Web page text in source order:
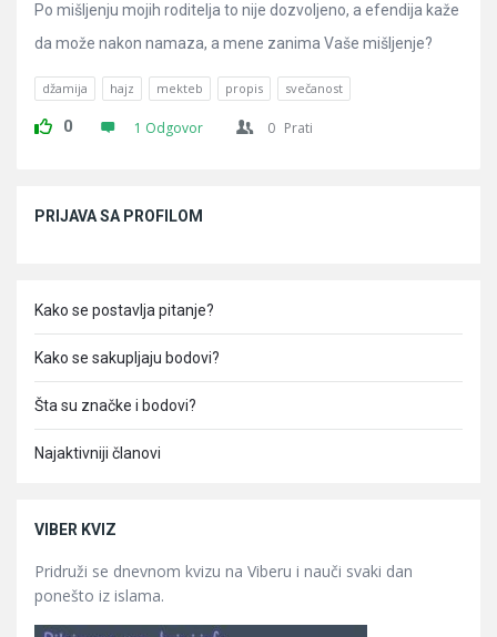
Po mišljenju mojih roditelja to nije dozvoljeno, a efendija kaže
da može nakon namaza, a mene zanima Vaše mišljenje?
džamija hajz mekteb propis svečanost
0 1 Odgovor 0 Prati
PRIJAVA SA PROFILOM
Kako se postavlja pitanje?
Kako se sakupljaju bodovi?
Šta su značke i bodovi?
Najaktivniji članovi
VIBER KVIZ
Pridruži se dnevnom kvizu na Viberu i nauči svaki dan
ponešto iz islama.